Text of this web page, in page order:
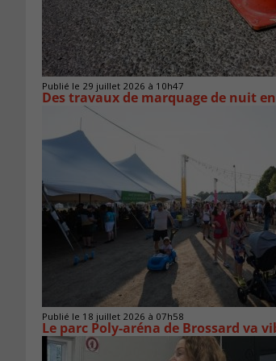
Publié le 29 juillet 2026 à 10h47
Des travaux de marquage de nuit
Publié le 18 juillet 2026 à 07h58
Le parc Poly-aréna de Brossard va